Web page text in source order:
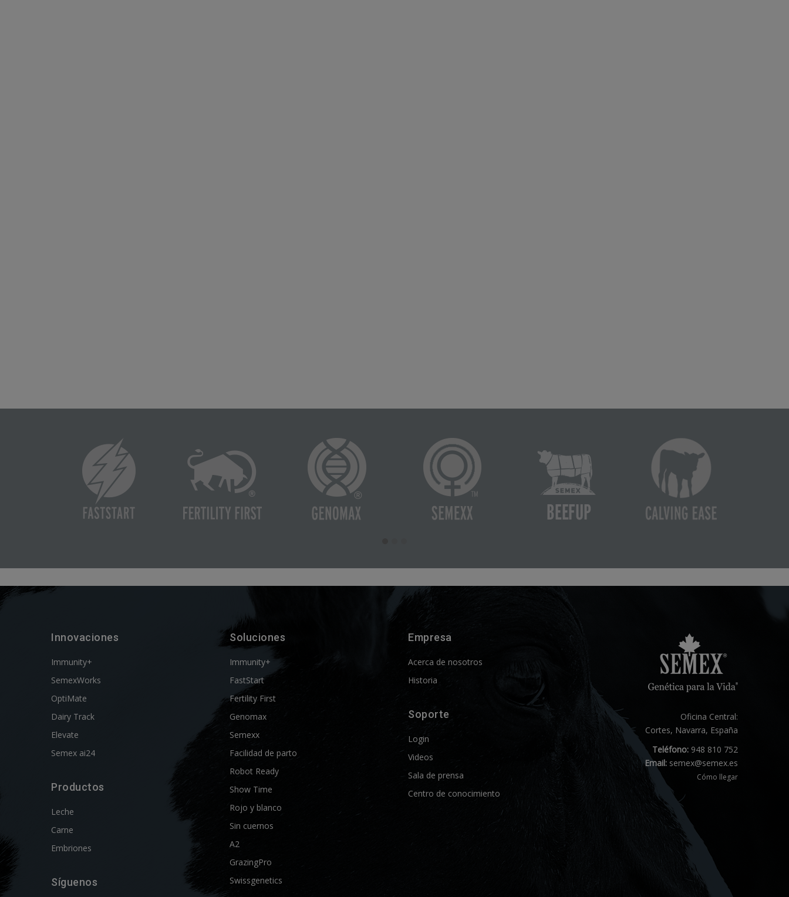
Innovaciones
Immunity+
SemexWorks
OptiMate
Dairy Track
Elevate
Semex ai24
Productos
Leche
Carne
Embriones
Síguenos
Soluciones
Immunity+
FastStart
Fertility First
Genomax
Semexx
Facilidad de parto
Robot Ready
Show Time
Rojo y blanco
Sin cuernos
A2
GrazingPro
Swissgenetics
Empresa
Acerca de nosotros
Historia
Soporte
Login
Videos
Sala de prensa
Centro de conocimiento
Oficina Central:
Cortes, Navarra, España
Teléfono:948 810 752
Email: semex@semex.es
Cómo llegar